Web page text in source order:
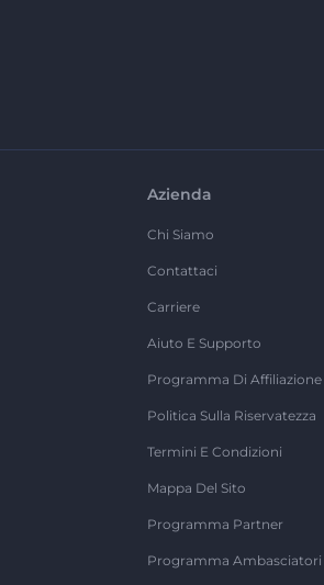
Azienda
Chi Siamo
Contattaci
Carriere
Aiuto E Supporto
Programma Di Affiliazione
Politica Sulla Riservatezza
Termini E Condizioni
Mappa Del Sito
Programma Partner
Programma Ambasciatori